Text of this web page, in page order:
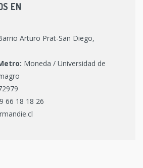
EN
Arturo Prat-San Diego,
Moneda / Universidad de
66 18 18 26